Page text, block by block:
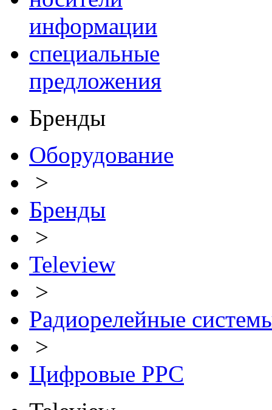
информации
специальные
предложения
Бренды
Оборудование
>
Бренды
>
Teleview
>
Радиорелейные
>
Цифровые РРС